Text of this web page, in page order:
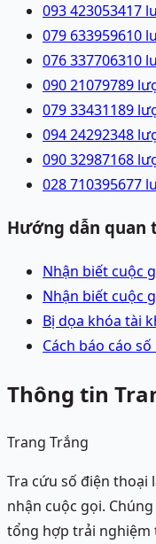
093 423053417
079 633959610
076 337706310
090 21079789
079 33431189
094 24292348
090 32987168
028 710395677
Hướng dẫn quan
Nhận biết cuộc
Nhận biết cuộc
Bị dọa khóa tài
Cách báo cáo
Thông tin
Trang Trắng
Tra cứu số điện thoại
nhận cuộc gọi.
tổng hợp trải nghiệm